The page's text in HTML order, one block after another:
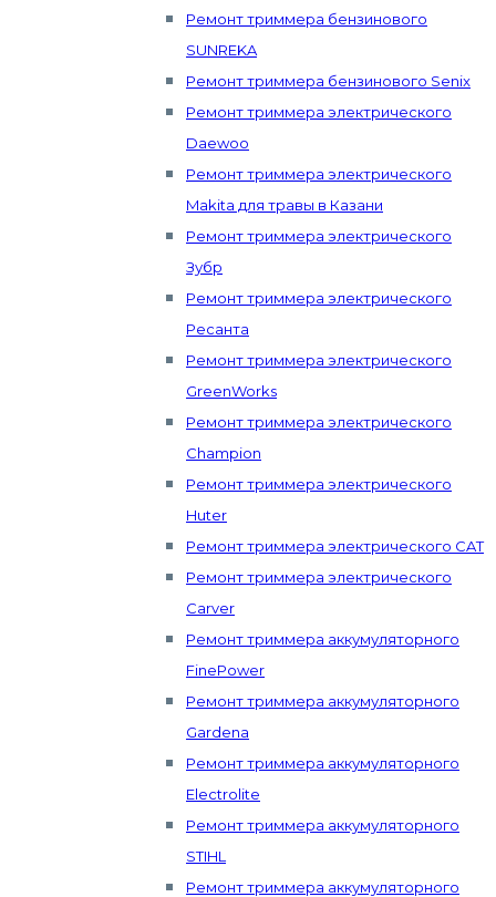
Ремонт триммера бензинового
SUNREKA
Ремонт триммера бензинового Senix
Ремонт триммера электрического
Daewoo
Ремонт триммера электрического
Makita для травы в Казани
Ремонт триммера электрического
Зубр
Ремонт триммера электрического
Ресанта
Ремонт триммера электрического
GreenWorks
Ремонт триммера электрического
Champion
Ремонт триммера электрического
Huter
Ремонт триммера электрического CAT
Ремонт триммера электрического
Carver
Ремонт триммера аккумуляторного
FinePower
Ремонт триммера аккумуляторного
Gardena
Ремонт триммера аккумуляторного
Electrolite
Ремонт триммера аккумуляторного
STIHL
Ремонт триммера аккумуляторного